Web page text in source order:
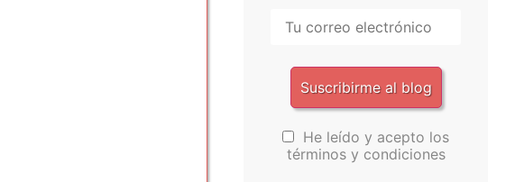
He leído y acepto los
términos y condiciones